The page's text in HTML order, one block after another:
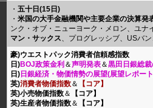
・ 五十日(15日)
・ 米国の大手金融機関や主要企業の決算発
ンク・オブ・ニューヨーク・メロン、ユナ
マン・サックス、プログレッシブ、USバ
豪)ウエストパック消費者信頼感指数
日)BOJ政策金利 ＆声明発表＆黒田日銀総
日) 日銀経済・物価情勢の展望(展望レポー
英)消費者物価指数＆
【コア】
英)小売物価指数＆
【コア】
英)生産者物価指数＆
【コア】